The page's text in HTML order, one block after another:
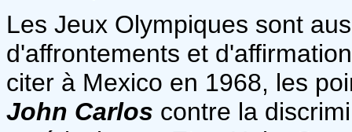
Les Jeux Olympiques sont
d'affrontements et
citer à Mexico en 1968, les
John Carlos contre la